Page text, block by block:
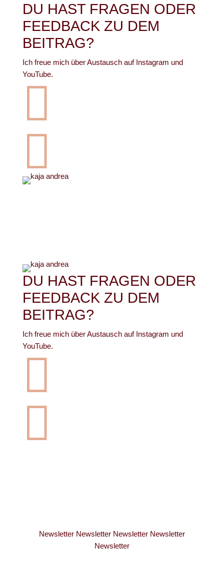
DU HAST FRAGEN ODER
FEEDBACK ZU DEM
BEITRAG?
Ich freue mich über Austausch auf Instagram und
YouTube.


DU HAST FRAGEN ODER
FEEDBACK ZU DEM
BEITRAG?
Ich freue mich über Austausch auf Instagram und
YouTube.


Newsletter Newsletter Newsletter Newsletter
Newsletter